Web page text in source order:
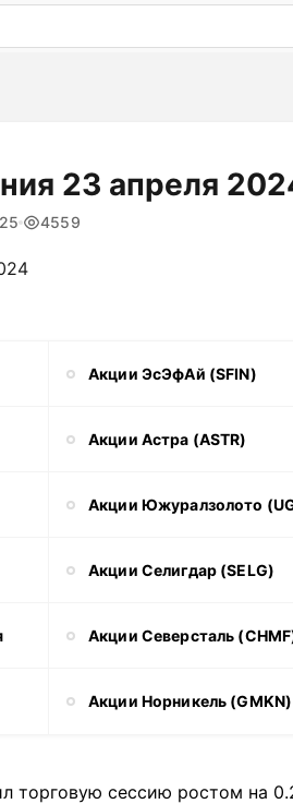
23 апреля
4559
Акции ЭсЭфАй (SFIN)
Акции Астра (ASTR)
Акции Южуралзолото
Акции Селигдар (SELG)
Акции Северсталь
Акции Норникель (GMKN)
торговую сессию ростом на